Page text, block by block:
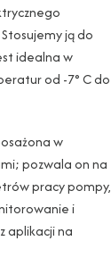
ją do
idealna w
od -7° C do
w
pozwala on na
pracy pompy,
i
aplikacji na